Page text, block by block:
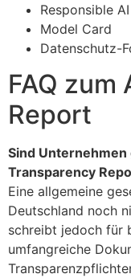
Responsible AI
Model Card
Datenschutz-
FAQ zum
Report
Sind
Transparency
Eine allgemeine
Deutschland noch
schreibt jedoch für
umfangreiche